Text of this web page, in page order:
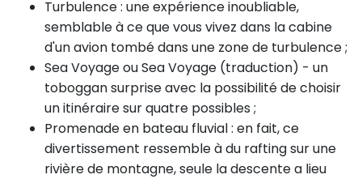
Turbulence : une expérience inoubliable,
semblable à ce que vous vivez dans la cabine
d'un avion tombé dans une zone de turbulence ;
Sea Voyage ou Sea Voyage (traduction) - un
toboggan surprise avec la possibilité de choisir
un itinéraire sur quatre possibles ;
Promenade en bateau fluvial : en fait, ce
divertissement ressemble à du rafting sur une
rivière de montagne, seule la descente a lieu